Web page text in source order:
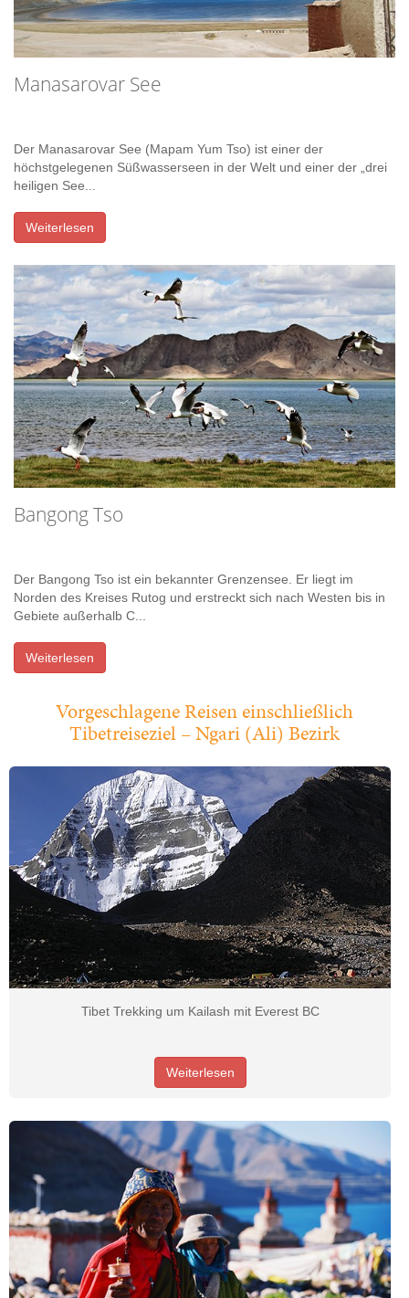
Manasarovar See
Der Manasarovar See (Mapam Yum Tso) ist einer der
höchstgelegenen Süßwasserseen in der Welt und einer der „drei
heiligen See...
Weiterlesen
Bangong Tso
Der Bangong Tso ist ein bekannter Grenzensee. Er liegt im
Norden des Kreises Rutog und erstreckt sich nach Westen bis in
Gebiete außerhalb C...
Weiterlesen
Vorgeschlagene Reisen einschließlich
Tibetreiseziel – Ngari (Ali) Bezirk
Tibet Trekking um Kailash mit Everest BC
Weiterlesen